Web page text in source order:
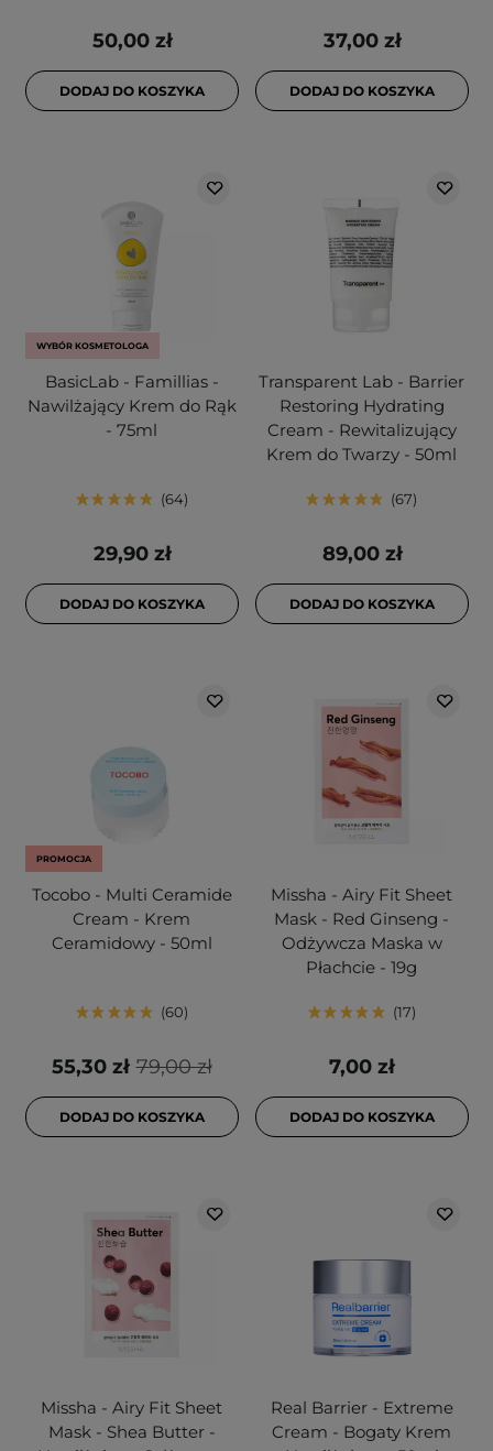
50,00 zł
DODAJ DO KOSZYKA
37,00 zł
DODAJ DO KOSZYKA
WYBÓR KOSMETOLOGA
BasicLab - Famillias -
Nawilżający Krem do Rąk
- 75ml
64
29,90 zł
DODAJ DO KOSZYKA
Transparent Lab - Barrier
Restoring Hydrating
Cream - Rewitalizujący
Krem do Twarzy - 50ml
67
89,00 zł
DODAJ DO KOSZYKA
PROMOCJA
Tocobo - Multi Ceramide
Cream - Krem
Ceramidowy - 50ml
60
79,00 zł
55,30 zł
DODAJ DO KOSZYKA
Missha - Airy Fit Sheet
Mask - Red Ginseng -
Odżywcza Maska w
Płachcie - 19g
17
7,00 zł
DODAJ DO KOSZYKA
Missha - Airy Fit Sheet
Mask - Shea Butter -
Real Barrier - Extreme
Cream - Bogaty Krem